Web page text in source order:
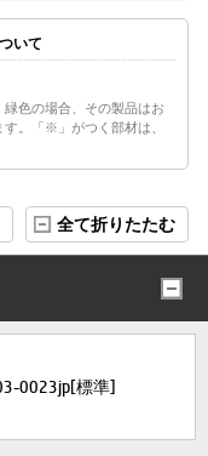
いて
色の場合、その製品はお
。「※」がつく部材は、
全て折りたたむ
0023jp[標準]